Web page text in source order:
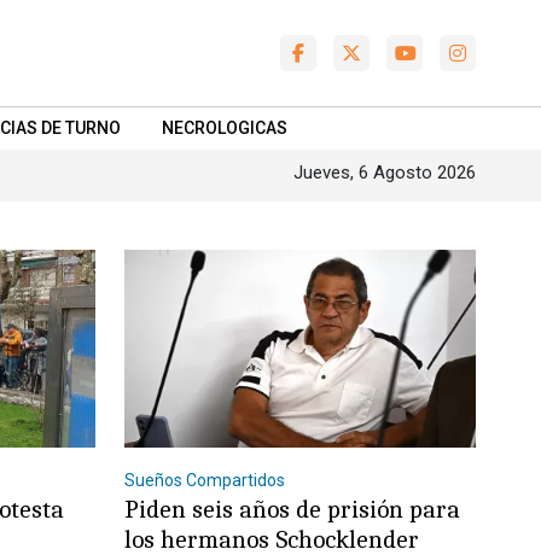
DE TURNO NECROLOGICAS
Jueves, 6 Agosto 2026
Sueños Compartidos
Piden seis años de prisión para
los hermanos Schocklender